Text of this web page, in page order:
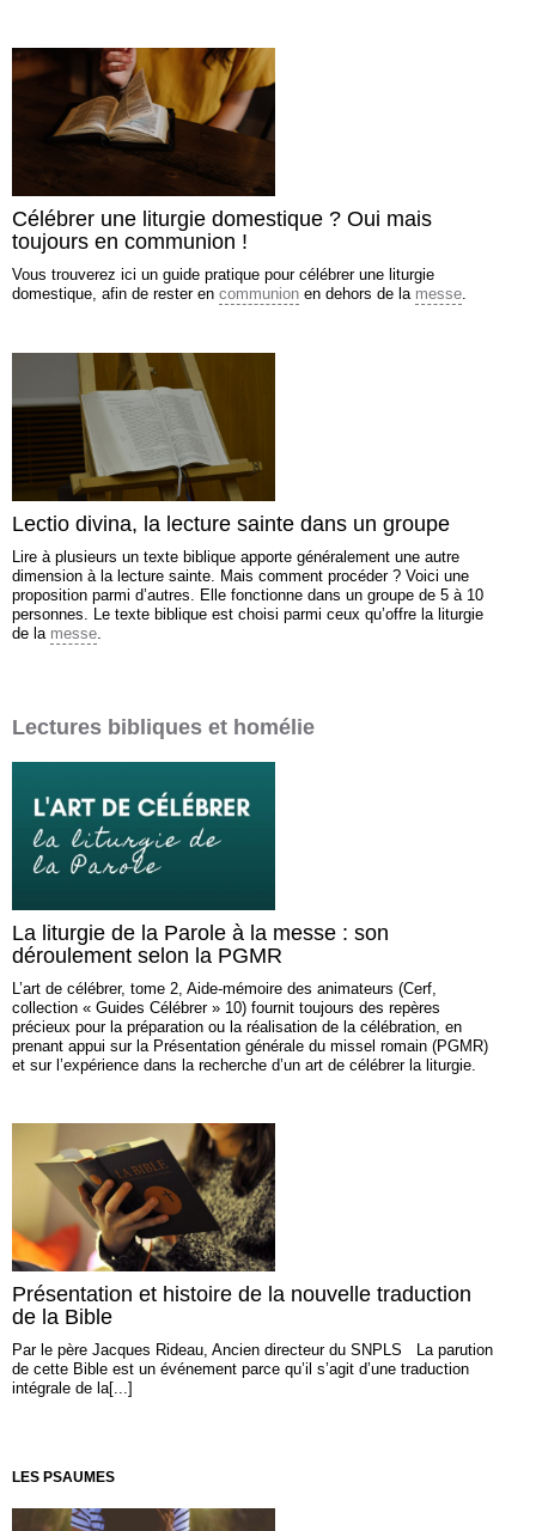
Célébrer une liturgie domestique ? Oui mais
toujours en communion !
Vous trouverez ici un guide pratique pour célébrer une liturgie
domestique, afin de rester en communion en dehors de la messe
Lectio divina, la lecture sainte dans un groupe
Lire à plusieurs un texte biblique apporte généralement une autre
dimension à la lecture sainte. Mais comment procéder ? Voici une
proposition parmi d’autres. Elle fonctionne dans un groupe de 5 à 10
personnes. Le texte biblique est choisi parmi ceux qu’offre la liturgie
de la messe
Lectures bibliques et homélie
La liturgie de la Parole à la messe : son
déroulement selon la PGMR
L’art de célébrer, tome 2, Aide‑mémoire des animateurs (Cerf,
collection « Guides Célébrer » 10) fournit toujours des repères
précieux pour la préparation ou la réalisation de la célébration, en
prenant appui sur la Présentation générale du missel romain (PGMR)
et sur l’expérience dans la recherche d’un art de célébrer la liturgie.
Présentation et histoire de la nouvelle traduction
de la Bible
Par le père Jacques Rideau, Ancien directeur du SNPLS La parution
de cette Bible est un événement parce qu’il s’agit d’une traduction
intégrale de la[...]
LES PSAUMES